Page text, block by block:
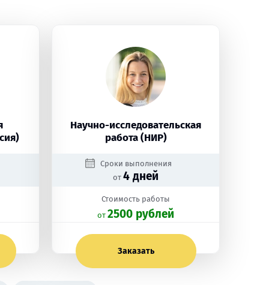
Научно-исследовательская
работа (НИР)
Сроки выполнения
от 4 дней
Стоимость работы
oт 2500 рублей
Заказать